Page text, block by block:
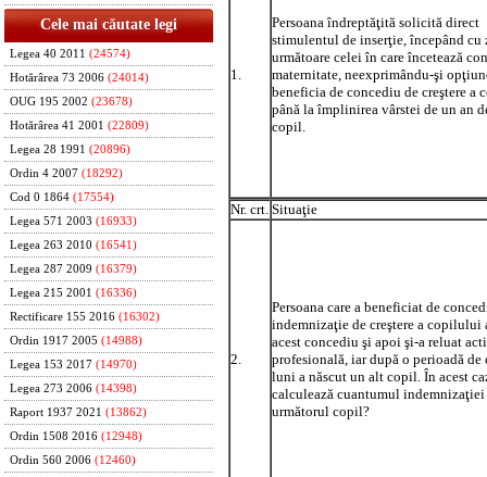
Cele mai căutate legi
Legea 40 2011 (24574)
Hotărârea 73 2006 (24014)
OUG 195 2002 (23678)
Hotărârea 41 2001 (22809)
Legea 28 1991 (20896)
Ordin 4 2007 (18292)
Cod 0 1864 (17554)
Legea 571 2003 (16933)
Legea 263 2010 (16541)
Legea 287 2009 (16379)
Legea 215 2001 (16336)
Rectificare 155 2016 (16302)
Ordin 1917 2005 (14988)
Legea 153 2017 (14970)
Legea 273 2006 (14398)
Raport 1937 2021 (13862)
Ordin 1508 2016 (12948)
Ordin 560 2006 (12460)
1.
Persoana îndreptăţită solicită direct
stimulentul de inserţie, începând cu
următoare celei în care încetează
maternitate, neexprimându-şi
beneficia de concediu de creştere a
până la împlinirea vârstei de un an
copil.
Nr. crt. Situaţie
2.
Persoana care a beneficiat de
indemnizaţie de creştere a copilului
acest concediu şi apoi şi-a reluat
profesională, iar după o perioadă de
luni a născut un alt copil. În acest
calculează cuantumul
următorul copil?